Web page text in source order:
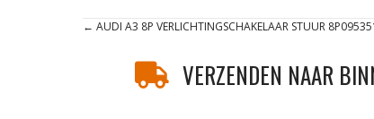
Posts
navigation
← AUDI A3 8P VERLICHTINGSCHAKELAAR STUUR
VERZENDEN NAAR